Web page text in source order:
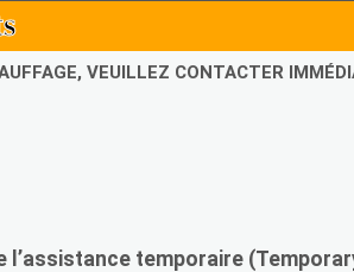
VEUILLEZ CONTACTER
temporaire